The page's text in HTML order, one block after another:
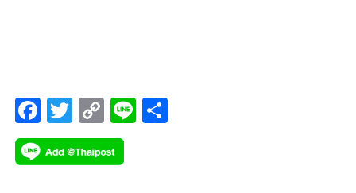
F
ac
eb
T
w
itt
C
o
p
Li